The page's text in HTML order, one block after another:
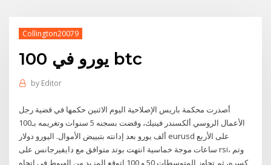
Collington20079
100 يورو في btc
by Editor
أصدرت محكمة باريس الإصلاحية اليوم الاثنين حكمها في قضية رجل
الأعمال الروسي ألكسندر فينيك، وقضت بسجنه 5 سنوات وتغريمه بـ100
ألف يورو بعد إدانته بتبييض الأموال. اليورو دولار eurusd على الأربع
ساعات موجة خماسية انتهت بوتد متوافق مع دايفيرجانس على rsi، وتم
كسره، ثم تجاوز المتوسطات 50 و 100 اتوقع المزيد من الهبوط في اتجاه